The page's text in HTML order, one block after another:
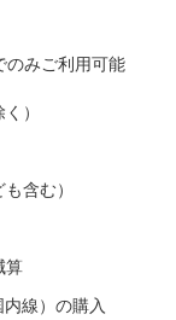
のみご利用可能
）
含む）
算
線）の購入